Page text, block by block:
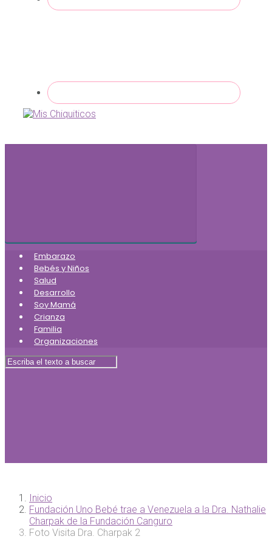
Embarazo
Bebés y Niños
Salud
Desarrollo
Soy Mamá
Crianza
Familia
Organizaciones
Inicio
Fundación Uno Bebé trae a Venezuela a la Dra. Nathalie
Charpak de la Fundación Canguro
Foto Visita Dra. Charpak 2